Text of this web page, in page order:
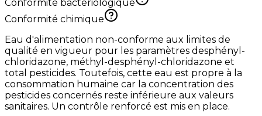
Conformité bactériologique
Conformité chimique
Eau d'alimentation non-conforme aux limites de
qualité en vigueur pour les paramètres desphényl-
chloridazone, méthyl-desphényl-chloridazone et
total pesticides. Toutefois, cette eau est propre à la
consommation humaine car la concentration des
pesticides concernés reste inférieure aux valeurs
sanitaires. Un contrôle renforcé est mis en place.